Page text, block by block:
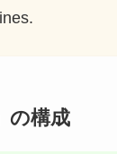
の構成